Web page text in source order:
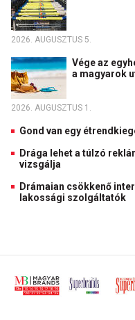
2026. AUGUSZTUS 5.
Vége az
a magyarok
2026. AUGUSZTUS 1.
Gond van egy
Drága lehet a túlzó
vizsgálja
Drámaian csökkenő
lakossági szolgáltatók